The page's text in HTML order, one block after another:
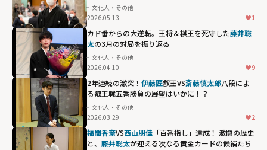
文化人・その他
2026.05.13
1
カド番からの大逆転。王将＆棋王を死守した藤井聡
太の3月の対局を振り返る
文化人・その他
2026.04.10
9
2年連続の激突！ 伊藤匠叡王VS斎藤慎太郎八段によ
る叡王戦五番勝負の展望はいかに！？
文化人・その他
2026.03.29
2
福間香奈VS西山朋佳 「百番指し」達成！ 激闘の歴史
と、 藤井聡太が迎える次なる黄金カードの候補たち